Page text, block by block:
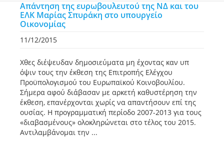
Απάντηση της ευρωβουλευτού της ΝΔ και του
ΕΛΚ Μαρίας Σπυράκη στο υπουργείο
Οικονομίας
11/12/2015
Χθες διέψευδαν δημοσιεύματα μη έχοντας καν υπ
όψιν τους την έκθεση της Επιτροπής Ελέγχου
Προϋπολογισμού του Ευρωπαϊκού Κοινοβουλίου.
Σήμερα αφού διάβασαν με αρκετή καθυστέρηση την
έκθεση, επανέρχονται χωρίς να απαντήσουν επί της
ουσίας. Η προγραμματική περίοδο 2007-2013 για τους
«διαβασμένους» ολοκληρώνεται στο τέλος του 2015.
Αντιλαμβάνομαι την ...